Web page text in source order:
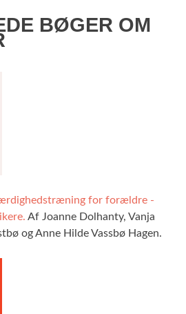
BØGER OM
for forældre -
Af Joanne Dolhanty, Vanja
og Anne Hilde Vassbø Hagen.